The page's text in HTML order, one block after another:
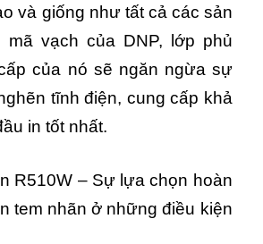
và giống như tất cả các sản
mã vạch của DNP, lớp phủ
của nó sẽ ngăn ngừa sự
tĩnh điện, cung cấp khả
in tốt nhất.
R510W – Sự lựa chọn hoàn
tem nhãn ở những điều kiện